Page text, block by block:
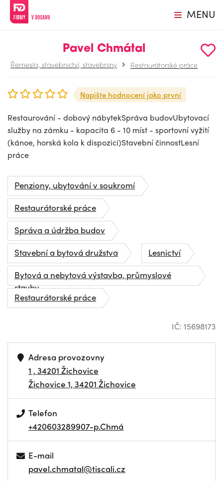
MENU
Pavel Chmátal
Řemesla, stavebnictví, stavebniny Restaurátorské práce
Napište hodnocení jako první
Restaurování - dobový nábytekSpráva budovUbytovací
služby na zámku - kapacita 6 - 10 míst - sportovní vyžití
(kánoe, horská kola k dispozici)Stavební činnostLesní
práce
Penziony, ubytování v soukromí
Restaurátorské práce
Správa a údržba budov
Stavební a bytová družstva
Lesnictví
Bytová a nebytová výstavba, průmyslové
stavby
Restaurátorské práce
IČ: 15698173
Adresa provozovny
1 , 34201 Žichovice
Žichovice 1, 34201 Žichovice
Telefon
+420603289907-p.Chmá
E-mail
pavel.chmatal@tiscali.cz